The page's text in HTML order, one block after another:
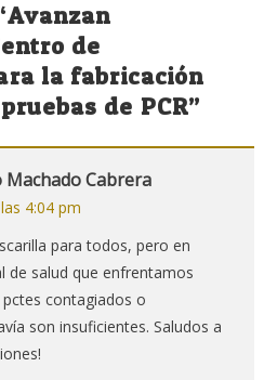
Avanzan
de
la fabricación
de PCR”
Cabrera
4:04 pm
para todos, pero en
de salud que enfrentamos
contagiados o
son insuficientes. Saludos a